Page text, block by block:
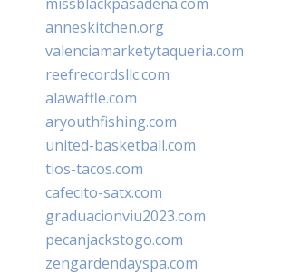
anneskitchen.org
valenciamarketytaqueria.com
reefrecordsllc.com
alawaffle.com
aryouthfishing.com
united-basketball.com
tios-tacos.com
cafecito-satx.com
graduacionviu2023.com
pecanjackstogo.com
zengardendayspa.com